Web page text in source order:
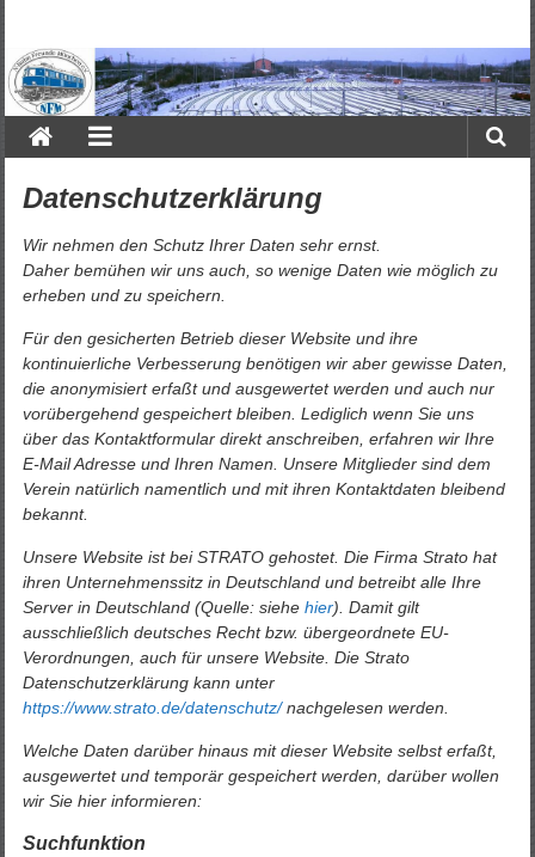
springen
N-
Bahn
Freunde
München
e.V.
Datenschutzerklärung
Wir nehmen den Schutz Ihrer Daten sehr ernst.
Daher bemühen wir uns auch, so wenige Daten wie möglich zu
erheben und zu speichern.
Für den gesicherten Betrieb dieser Website und ihre
kontinuierliche Verbesserung benötigen wir aber gewisse Daten,
die anonymisiert erfaßt und ausgewertet werden und auch nur
vorübergehend gespeichert bleiben. Lediglich wenn Sie uns
über das Kontaktformular direkt anschreiben, erfahren wir Ihre
E-Mail Adresse und Ihren Namen. Unsere Mitglieder sind dem
Verein natürlich namentlich und mit ihren Kontaktdaten bleibend
bekannt.
Unsere Website ist bei STRATO gehostet. Die Firma Strato hat
ihren Unternehmenssitz in Deutschland und betreibt alle Ihre
Server in Deutschland (Quelle: siehe hier). Damit gilt
ausschließlich deutsches Recht bzw. übergeordnete EU-
Verordnungen, auch für unsere Website. Die Strato
Datenschutzerklärung kann unter
https://www.strato.de/datenschutz/nachgelesen werden.
Welche Daten darüber hinaus mit dieser Website selbst erfaßt,
ausgewertet und temporär gespeichert werden, darüber wollen
wir Sie hier informieren:
Suchfunktion